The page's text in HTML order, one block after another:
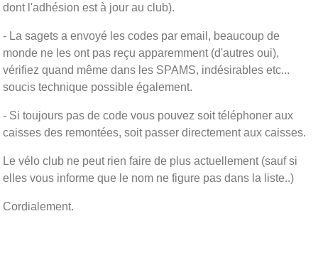
dont l'adhésion est à jour au club).
- La sagets a envoyé les codes par email, beaucoup de
monde ne les ont pas reçu apparemment (d'autres oui),
vérifiez quand même dans les SPAMS, indésirables etc...
soucis technique possible également.
- Si toujours pas de code vous pouvez soit téléphoner aux
caisses des remontées, soit passer directement aux caisses.
Le vélo club ne peut rien faire de plus actuellement (sauf si
elles vous informe que le nom ne figure pas dans la liste..)
Cordialement.